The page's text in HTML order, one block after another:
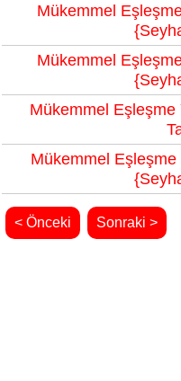
Mükemmel
Mükemmel
Mükemmel
Mükemmel Eşleşme
< Önceki Sonraki >